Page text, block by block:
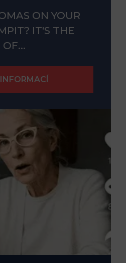
ON YOUR
IT'S THE
OF...